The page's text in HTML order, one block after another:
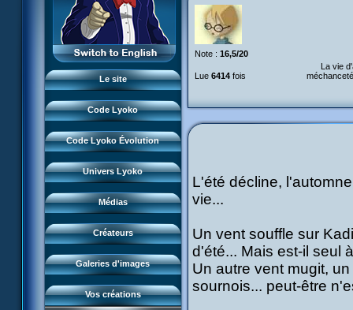
Le site
L'équipe
LyokoRéseau
Professionnels
Code Lyoko
Monstres
Lieux
Dossiers
Lyokostats
Historique CL
Code Lyoko Évolution
XANA
Monstres
Lieux
Dossiers
Lyokostats
Histoire CLE
Univers Lyoko
Garage Kids
Bande dessinée
CL Chronicles
Évènements CL
Source d'inspiration
Interviews
Médias
Musiques
Renders & images HD
Conceptuels
Revue de presse
Subdigitals US
Créateurs
Moonscoop
Norimage
Créateurs CL
Créateurs CLE
Galeries d'images
Code Lyoko
Évolution (Terre)
Évolution (Virtuel)
Renders & images HD
Vos créations
Note : 16,5/20
Lue 6414 fois
La vie
L'été décline,
vie...
Un vent souffle sur
d'été... Mais est-il seul
Un autre vent mugit,
sournois... peut-être